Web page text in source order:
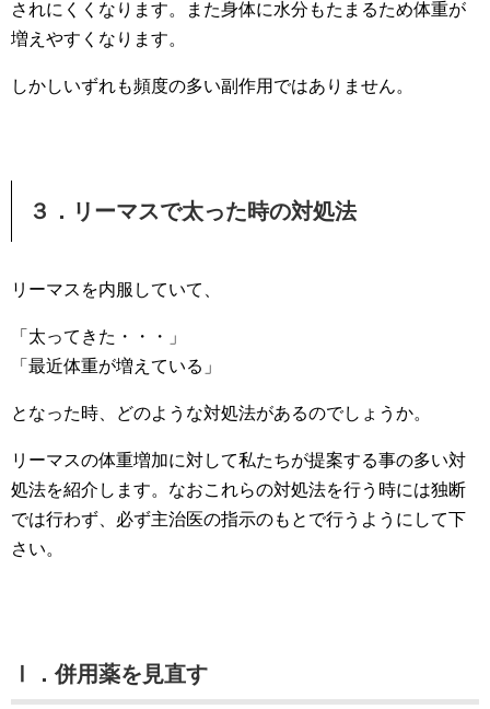
されにくくなります。また身体に水分もたまるため体重が
増えやすくなります。
しかしいずれも頻度の多い副作用ではありません。
３．リーマスで太った時の対処法
リーマスを内服していて、
「太ってきた・・・」
「最近体重が増えている」
となった時、どのような対処法があるのでしょうか。
リーマスの体重増加に対して私たちが提案する事の多い対
処法を紹介します。なおこれらの対処法を行う時には独断
では行わず、必ず主治医の指示のもとで行うようにして下
さい。
Ⅰ．併用薬を見直す